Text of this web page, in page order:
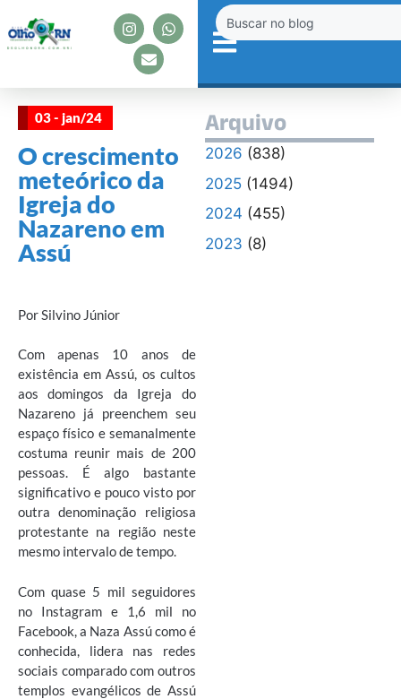
03 - jan/24
O crescimento
meteórico da
Igreja do
Nazareno em
Assú
Por Silvino Júnior
Com apenas 10 anos de
existência em Assú, os cultos
aos domingos da Igreja do
Nazareno já preenchem seu
espaço físico e semanalmente
costuma reunir mais de 200
pessoas. É algo bastante
significativo e pouco visto por
outra denominação religiosa
protestante na região neste
mesmo intervalo de tempo.
Com quase 5 mil seguidores
no Instagram e 1,6 mil no
Facebook, a Naza Assú como é
conhecida, lidera nas redes
sociais comparado com outros
templos evangélicos de Assú
Arquivo
2026 (838)
2025(1494)
2024 (455)
2023 (8)